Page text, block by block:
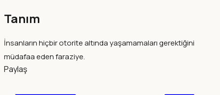
Tanım
İnsanların hiçbir otorite altında yaşamamaları gerektiğini
müdafaa eden faraziye.
Paylaş